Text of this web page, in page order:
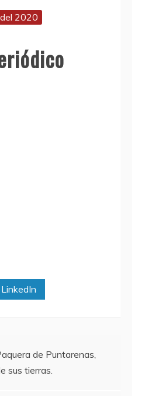
2020
LinkedIn
de Puntarenas,
sus tierras.